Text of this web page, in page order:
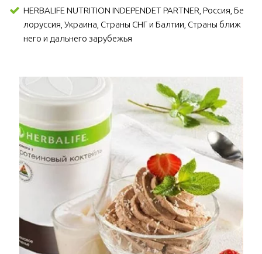
HERBALIFE NUTRITION INDEPENDET PARTNER, Россия, Бе
лоруссия, Украина, Страны СНГ и Балтии, Страны ближ
него и дальнего зарубежья